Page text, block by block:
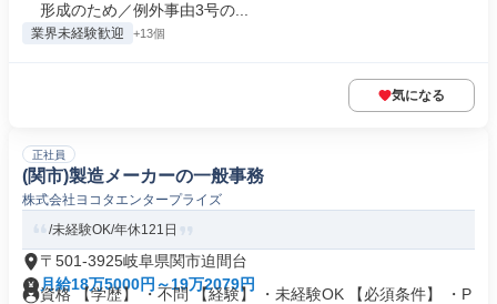
形成のため／例外事由3号の...
業界未経験歓迎 +13個
気になる
正社員
(関市)製造メーカーの一般事務
株式会社ヨコタエンタープライズ
/未経験OK/年休121日
〒501-3925岐阜県関市迫間台
月給18万5000円～19万2079円
資格 【学歴】 ・不問 【経験】 ・未経験OK 【必須条件】 ・P